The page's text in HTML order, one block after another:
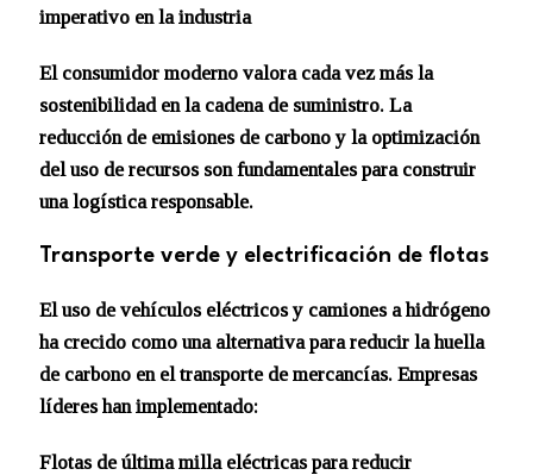
imperativo en la industria
El consumidor moderno valora cada vez más la
sostenibilidad en la cadena de suministro. La
reducción de emisiones de carbono y la optimización
del uso de recursos son fundamentales para construir
una logística responsable.
Transporte verde y electrificación de flotas
El uso de vehículos eléctricos y camiones a hidrógeno
ha crecido como una alternativa para reducir la huella
de carbono en el transporte de mercancías. Empresas
líderes han implementado:
Flotas de última milla eléctricas para reducir